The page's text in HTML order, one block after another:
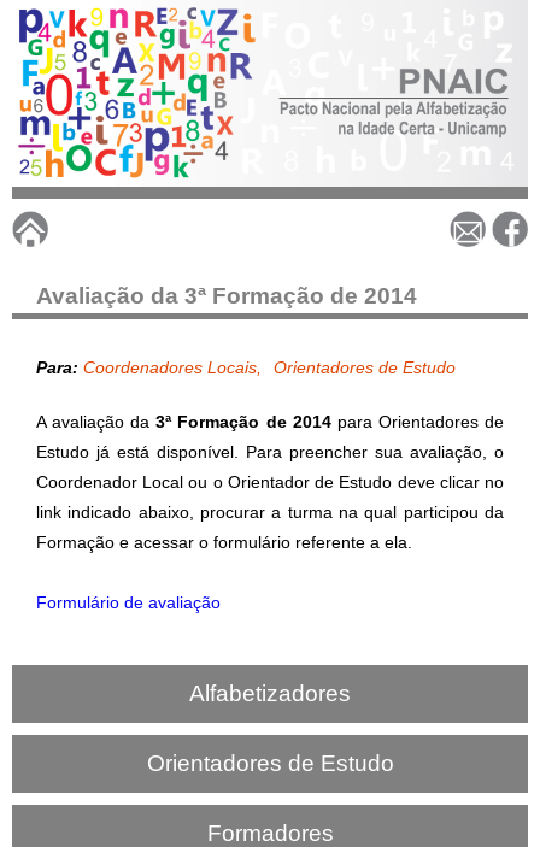
Pular
para
o
conteúdo
principal
P
N
A
C
Avaliação da 3ª Formação de 2014
Para: Coordenadores Locais Orientadores de Estudo
A avaliação da3ª Formação de 2014para Orientadores de
Estudo já está disponível. Para preencher sua avaliação, o
Coordenador Local ou o Orientador de Estudo deve clicar no
link indicado abaixo, procurar a turma na qual participou da
Formação e acessar o formulário referente a ela.
Formulário de avaliação
Alfabetizadores
Orientadores de Estudo
Formadores